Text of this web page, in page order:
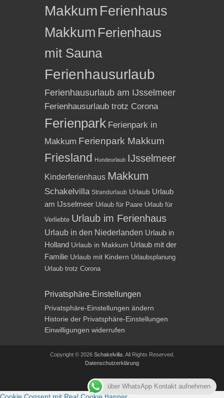
Makkum Ferienhaus
Makkum Ferienhaus
mit Sauna
Ferienhausurlaub
Ferienhausurlaub am IJsselmeer
Ferienhausurlaub trotz Corona
Ferienpark Ferienpark in
Makkum Ferienpark Makkum
Friesland Hundeurlaub IJsselmeer
Kinderferienhaus Makkum
Schakelvilla Strandurlaub Urlaub Urlaub
am IJsselmeer Urlaub für Paare Urlaub für
Verliebte Urlaub im Ferienhaus
Urlaub in den Niederlanden Urlaub in
Holland Urlaub in Makkum Urlaub mit der
Familie Urlaub mit Kindern Urlaubsplanung
Urlaub trotz Corona
Privatsphäre-Einstellungen
Privatsphäre-Einstellungen ändern
Historie der Privatsphäre-Einstellungen
Einwilligungen widerrufen
Copyright © 2026 Schakelvilla. All Rights Reserved.
Datenschutzerklärung
Impressum
über WhatsApp Kontakt aufnehmen
Cookie Consent mit Real Cookie Banner